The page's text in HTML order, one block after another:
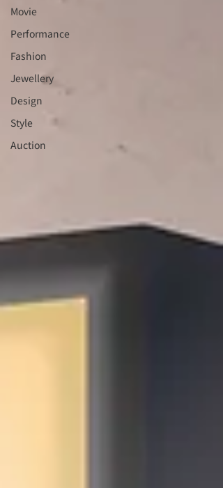
⁠⁠Movie
⁠⁠Performance
⁠Fashion
⁠⁠Jewellery
Design
Style
Auction